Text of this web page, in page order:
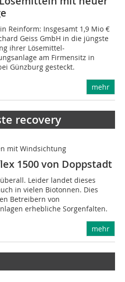
Reinform: Insgesamt 1,9 Mio €
Geiss GmbH in die jüngste
ihrer Lösemittel-
am Fir­men­sitz in
Günzburg gesteckt.
mehr
recovery
mit Windsichtung
1500 von Doppstadt
Leider landet dieses
in vielen Biotonnen. Dies
Betreibern von
erhebliche Sorgenfalten.
mehr